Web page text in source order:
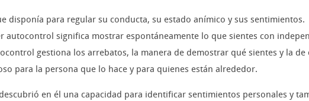
disponía para regular su conducta, su estado anímico y sus
significa mostrar espontáneamente lo que sientes con
gestiona los arrebatos, la manera de demostrar qué sientes y la de
para la persona que lo hace y para quienes están alrededor.
en él una capacidad para identificar sentimientos personales y